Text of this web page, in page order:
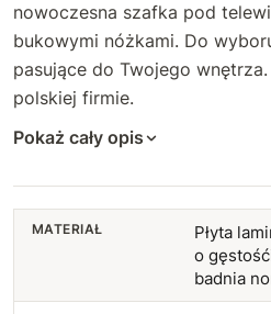
nowoczesna szafka pod
bukowymi nóżkami. Do
pasujące do Twojego
polskiej firmie.
Pokaż cały opis
MATERIAŁ
Płyta
o
badnia